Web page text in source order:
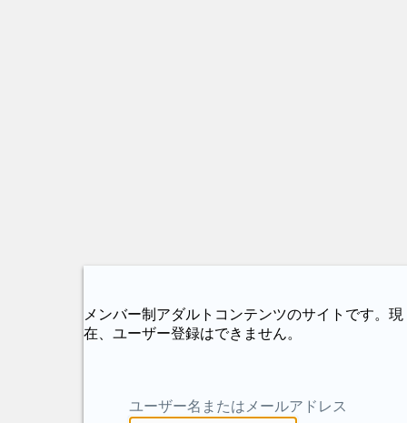
メンバー制アダルトコンテンツのサイトです。現
在、ユーザー登録はできません。
ユーザー名またはメールアドレス